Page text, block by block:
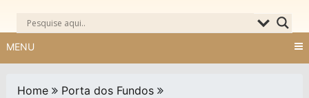
MENU
Home
Porta dos Fundos